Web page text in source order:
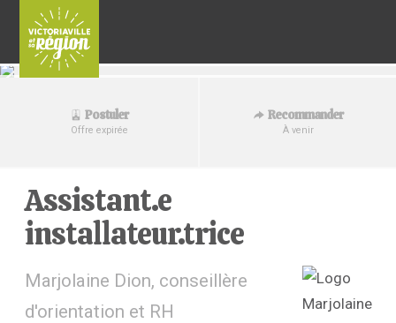
Postuler
Offre expirée
Recommander
À venir
Assistant.e
installateur.trice
Marjolaine Dion, conseillère
d'orientation et RH